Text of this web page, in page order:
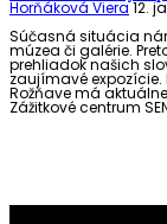
Horňáková Viera12.
Súčasná situácia
múzea či galérie.
prehliadok našich
zaujímavé expozície.
Rožňave má
Zážitkové centrum